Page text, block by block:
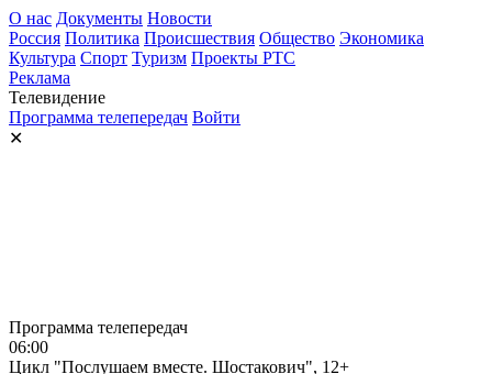
О нас Документы Новости
Россия Политика Происшествия Общество Экономика
Культура Спорт Туризм Проекты РТС
Реклама
Телевидение
Программа телепередач Войти
✕
Программа телепередач
06:00
Цикл "Послушаем вместе. Шостакович", 12+